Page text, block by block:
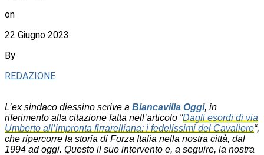
on
22 Giugno 2023
By
REDAZIONE
L’ex sindaco diessino scrive a Biancavilla Oggi, in
riferimento alla citazione fatta nell’articolo “Dagli esordi di via
Umberto all’impronta firrarelliana: i fedelissimi del Cavaliere“,
che ripercorre la storia di Forza Italia nella nostra città, dal
1994 ad oggi. Questo il suo intervento e, a seguire, la nostra